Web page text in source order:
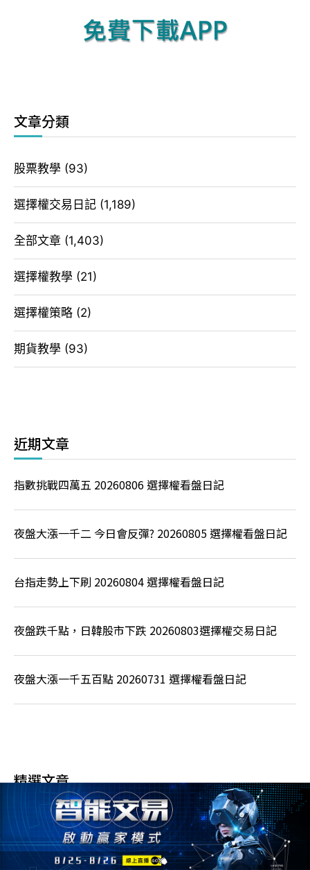
文章分類
股票教學 (93)
選擇權交易日記 (1,189)
全部文章 (1,403)
選擇權教學 (21)
選擇權策略 (2)
期貨教學 (93)
近期文章
指數挑戰四萬五 20260806 選擇權看盤日記
夜盤大漲一千二 今日會反彈? 20260805 選擇權看盤日記
台指走勢上下刷 20260804 選擇權看盤日記
夜盤跌千點，日韓股市下跌 20260803選擇權交易日記
夜盤大漲一千五百點 20260731 選擇權看盤日記
精選文章